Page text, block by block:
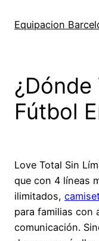
Equipacion
¿Dónde
Fútbol
Love Total Sin
que con 4 líneas
ilimitados,
para familias con
comunicación.